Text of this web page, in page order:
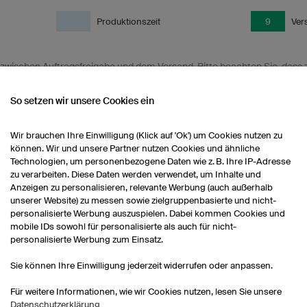
Produktionszeit 9
Auftragsfreigabe und dem Versand. Bitte beachten Sie,
1 Werktag liegen kann. Bei Auftragsfreigabe können wir Ihnen dann
ist nur gültig, wenn alle Rechnungen bis zum Versandtermin
Deutschland 1-2 Werktage, nach Österreich 2 Werktage und in
Garantierter Versandtermin
So setzen wir unsere Cookies ein
Wir brauchen Ihre Einwilligung (Klick auf 'Ok') um Cookies nutzen zu
können. Wir und unsere Partner nutzen Cookies und ähnliche
Technologien, um personenbezogene Daten wie z. B. Ihre IP-Adresse
zu verarbeiten. Diese Daten werden verwendet, um Inhalte und
Anzeigen zu personalisieren, relevante Werbung (auch außerhalb
unserer Website) zu messen sowie zielgruppenbasierte und nicht-
personalisierte Werbung auszuspielen. Dabei kommen Cookies und
mobile IDs sowohl für personalisierte als auch für nicht-
personalisierte Werbung zum Einsatz.
Sie können Ihre Einwilligung jederzeit widerrufen oder anpassen.
Für weitere Informationen, wie wir Cookies nutzen, lesen Sie unsere
Datenschutzerklärung